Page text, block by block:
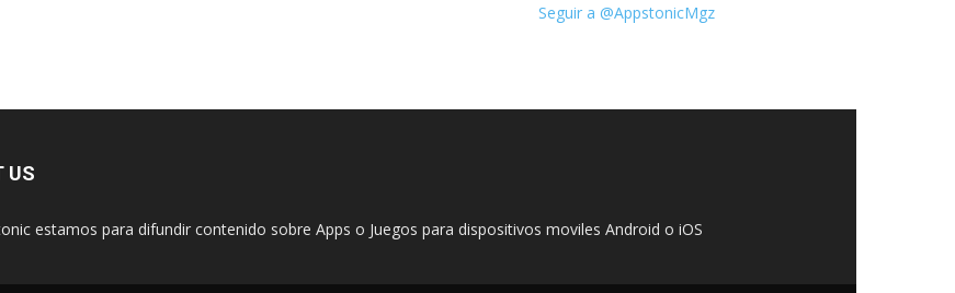
Seguir a @AppstonicMgz
US
estamos para difundir contenido sobre Apps o Juegos para dispositivos moviles Android o iOS